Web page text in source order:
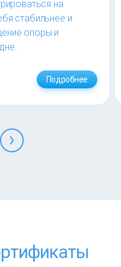
на
стабильнее и
опоры и
Подробнее